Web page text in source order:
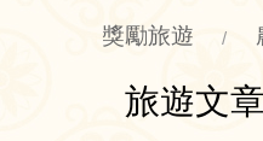
獎勵旅遊 /
旅遊文章